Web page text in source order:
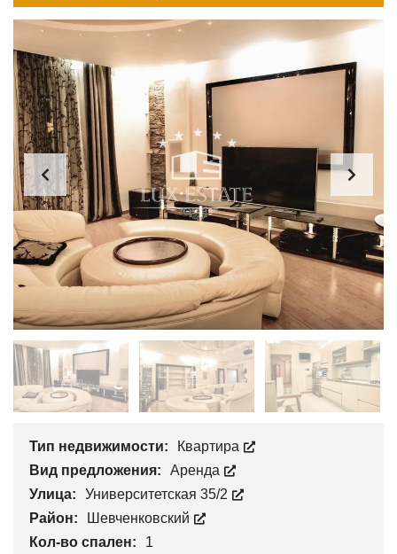
Тип недвижимости:
Квартира
Вид предложения:
Аренда
Улица:
Университетская 35/2
Район:
Шевченковский
Кол-во спален:
1